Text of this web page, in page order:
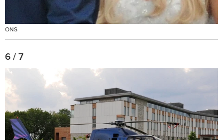
ONS
6 / 7